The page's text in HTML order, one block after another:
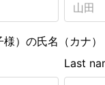
）の氏名（カナ）
Last